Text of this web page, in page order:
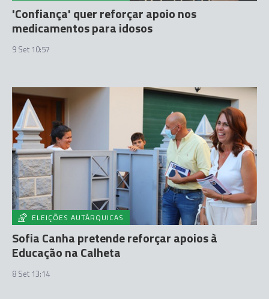
'Confiança' quer reforçar apoio nos
medicamentos para idosos
9 Set 10:57
ELEIÇÕES AUTÁRQUICAS
Sofia Canha pretende reforçar apoios à
Educação na Calheta
8 Set 13:14